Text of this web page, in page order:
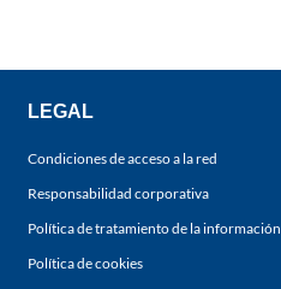
LEGAL
Condiciones de acceso a la red
Responsabilidad corporativa
Política de tratamiento de la información
Política de cookies